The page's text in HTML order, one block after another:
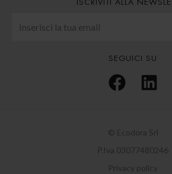
ISCRIVITI ALLA
SEGUICI SU
© Ecodora Srl
P.Iva 03077480246
Privacy policy